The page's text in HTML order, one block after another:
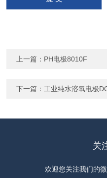
上一篇： PH电极8010F
下一篇： 工业纯水溶氧电极
关
欢迎您关注我们的